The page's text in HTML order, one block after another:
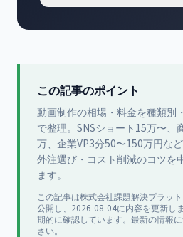
この記事のポイント
動画制作の相場・料金を種類別
で整理。SNSショート15万〜、
万、企業VP3分50〜150万円な
外注選び・コスト削減のコツを
ます。
この記事は株式会社課題解決プラッ
公開し、2026-08-04に内容を更新し
期的に確認しています。最新の情報
さい。